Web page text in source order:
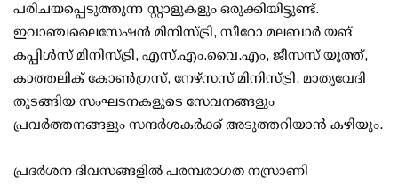
പരിചയപ്പെടുത്തുന്ന സ്റ്റാളുകളും ഒരുക്കിയിട്ടുണ്ട്.
ഇവാഞ്ചലൈസേഷൻ മിനിസ്ട്രി, സീറോ മലബാർ യങ്
കപ്പിൾസ് മിനിസ്ട്രി, എസ്.എം.വൈ.എം, ജീസസ് യൂത്ത്,
കാത്തലിക് കോൺഗ്രസ്, നേഴ്സസ് മിനിസ്ട്രി, മാതൃവേദി
തുടങ്ങിയ സംഘടനകളുടെ സേവനങ്ങളും
പ്രവർത്തനങ്ങളും സന്ദർശകർക്ക് അടുത്തറിയാൻ കഴിയും.
പ്രദർശന ദിവസങ്ങളിൽ പരമ്പരാഗത നസ്രാണി